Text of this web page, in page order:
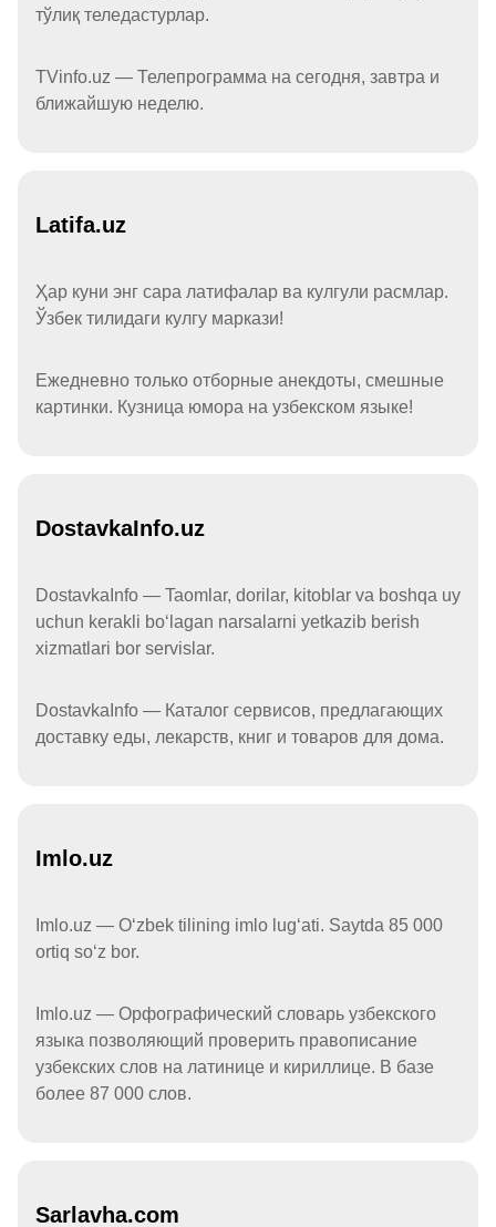
тўлиқ теледастурлар.
TVinfo.uz — Телепрограмма на сегодня, завтра и
ближайшую неделю.
Latifa.uz
Ҳар куни энг сара латифалар ва кулгули расмлар.
Ўзбек тилидаги кулгу маркази!
Ежедневно только отборные анекдоты, смешные
картинки. Кузница юмора на узбекском языке!
DostavkaInfo.uz
DostavkaInfo — Taomlar, dorilar, kitoblar va boshqa uy
uchun kerakli boʻlagan narsalarni yetkazib berish
xizmatlari bor servislar.
DostavkaInfo — Каталог сервисов, предлагающих
доставку еды, лекарств, книг и товаров для дома.
Imlo.uz
Imlo.uz — Oʻzbek tilining imlo lugʻati. Saytda 85 000
ortiq soʻz bor.
Imlo.uz — Орфографический словарь узбекского
языка позволяющий проверить правописание
узбекских слов на латинице и кириллице. В базе
более 87 000 слов.
Sarlavha.com